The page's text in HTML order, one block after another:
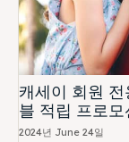
캐세이 회원
블 적립 프로모
2024년 June 24일